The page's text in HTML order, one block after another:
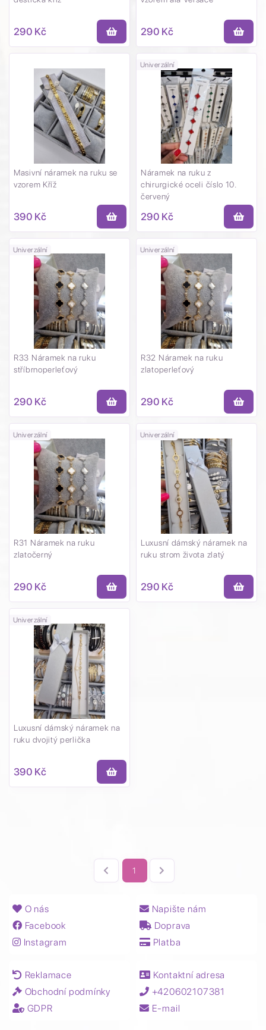
290 Kč 290 Kč
Masivní náramek na ruku se
vzorem Kříž
390 Kč
Univerzální
Náramek na ruku z
chirurgické oceli číslo 10.
červený
290 Kč
Univerzální
R33 Náramek na ruku
stříbrnoperleťový
290 Kč
Univerzální
R32 Náramek na ruku
zlatoperleťový
290 Kč
Univerzální
R31 Náramek na ruku
zlatočerný
290 Kč
Univerzální
Luxusní dámský náramek na
ruku strom života zlatý
290 Kč
Univerzální
Luxusní dámský náramek na
ruku dvojitý perlička
390 Kč
1
O nás
Facebook
Instagram
Napište nám
Doprava
Platba
Reklamace
Obchodní podmínky
GDPR
Kontaktní adresa
+420602107381
E-mail